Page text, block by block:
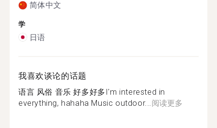
简体中文
学
日语
我喜欢谈论的话题
语言 风俗 音乐 好多好多I'm interested in
everything, hahaha Music outdoor... 阅读更多